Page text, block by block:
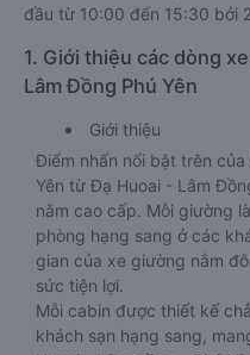
đầu từ 10:00 đến 15:30 bởi
1. Giới thiệu các dòng
Lâm Đồng Phú Yên
Giới thiệu
Điểm nhấn nổi bật trên
Yên từ Đạ Huoai - Lâm
nằm cao cấp. Mỗi giường
phòng hạng sang ở các
gian của xe giường nằm
sức tiện lợi.
Mỗi cabin được thiết kế
khách sạn hạng sang,